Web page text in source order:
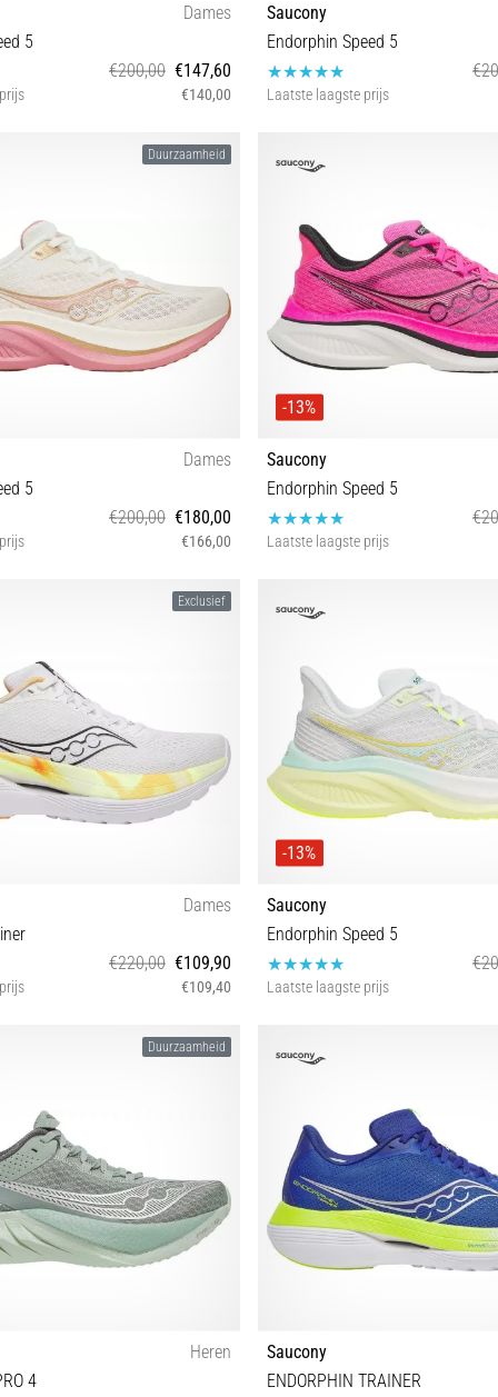
Dames
5
€200,00 €147,60
€140,00
Saucony
Endorphin Speed 5
Laatste laagste prijs
Duurzaamheid
Dames
5
€200,00 €180,00
€166,00
-13%
Saucony
Endorphin Speed 5
Laatste laagste prijs
Exclusief
Dames
€220,00 €109,90
€109,40
-13%
Saucony
Endorphin Speed 5
Laatste laagste prijs
Duurzaamheid
Heren
4
Saucony
ENDORPHIN TRAINER